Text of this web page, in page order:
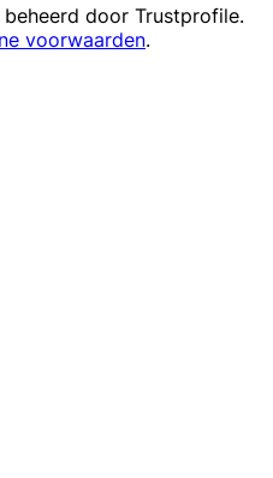
door Trustprofile.
voorwaarden.